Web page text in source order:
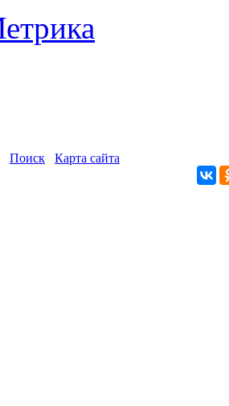
Поиск Карта сайта